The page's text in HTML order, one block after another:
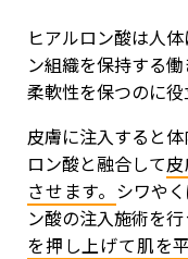
ヒアルロン酸は人
ン組織を保持する
柔軟性を保つのに役
皮膚に注入すると
ロン酸と融合して
させます。 シワや
ン酸の注入施術を
を押し上げて肌を